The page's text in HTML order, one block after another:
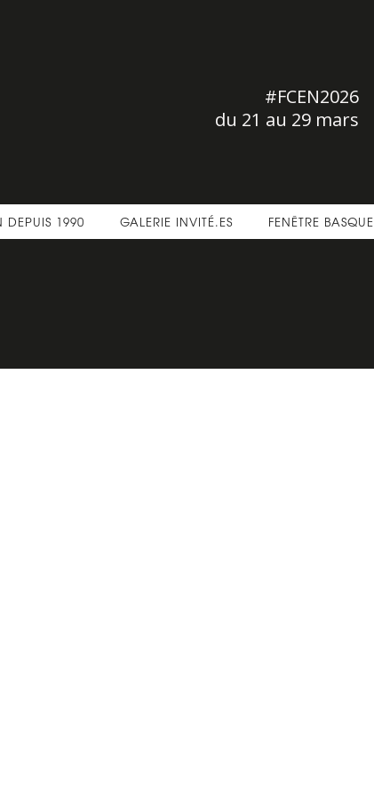
#FCEN2026
du 21 au 29 mars
DEPUIS 1990 GALERIE INVITÉ.ES FENÊTRE BASQUE